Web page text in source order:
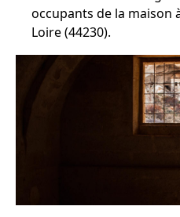
occupants de la maison
Loire (44230).